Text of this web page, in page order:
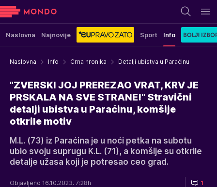
Naslovna Najnovije Sport Info
Naslovna Info Crna hronika Detalji ubistva u Paraćinu
"ZVERSKI JOJ PREREZAO VRAT, KRV JE
PRSKALA NA SVE STRANE!" Stravični
detalji ubistva u Paraćinu, komšije
otkrile motiv
M.L. (73) iz Paraćina je u noći petka na subotu
ubio svoju suprugu K.L. (71), a komšije su otkrile
detalje užasa koji je potresao ceo grad.
Objavljeno 16.10.2023. 7:28h 1